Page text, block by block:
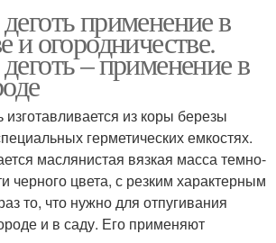
применение в
и огородничестве.
– применение в
из коры березы
герметических емкостях.
маслянистая вязкая масса темно-
черного цвета, с резким характерным
то, что нужно для отпугивания
и в саду. Его применяют